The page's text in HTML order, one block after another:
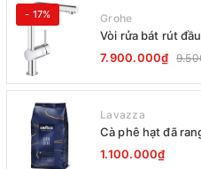
- 17% Grohe
Vòi rửa bát rút
7.900.000₫
Lavazza
Cà phê hạt đã
Super Crema
1.100.000₫